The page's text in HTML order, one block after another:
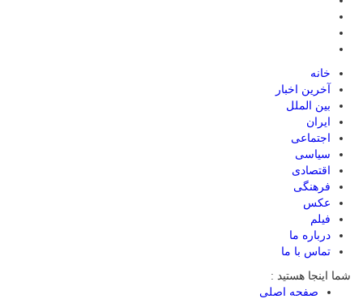
خانه
آخرین اخبار
بین الملل
ایران
اجتماعی
سیاسی
اقتصادی
فرهنگی
عکس
فیلم
درباره ما
تماس با ما
شما اینجا هستید :
صفحه اصلی